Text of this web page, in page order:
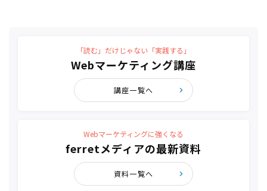
「読む」だけじゃない「実践する」
Webマーケティング講座
講座一覧へ
Webマーケティングに強くなる
ferretメディアの最新資料
資料一覧へ